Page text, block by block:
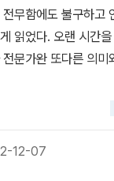
베를린 필하모닉 오
다. 또한 아레나 디
경기장에서 유적
의 공연을 올린다. 하지만 음
는 것이 아니다. 바
레하르 페스티벌,
이젠슈타트 하이든
무함에도 불구하고
읽었다. 오랜 시간
문가완 또다른 의미
12-07